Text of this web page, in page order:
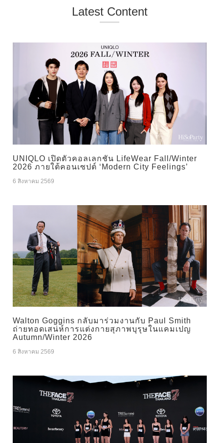
Latest Content
UNIQLO เปิดตัวคอลเลกชัน LifeWear Fall/Winter
2026 ภายใต้คอนเซปต์ ‘Modern City Feelings’
6 สิงหาคม 2569
Walton Goggins กลับมาร่วมงานกับ Paul Smith
ถ่ายทอดเสน่ห์การแต่งกายสุภาพบุรุษในแคมเปญ
Autumn/Winter 2026
6 สิงหาคม 2569